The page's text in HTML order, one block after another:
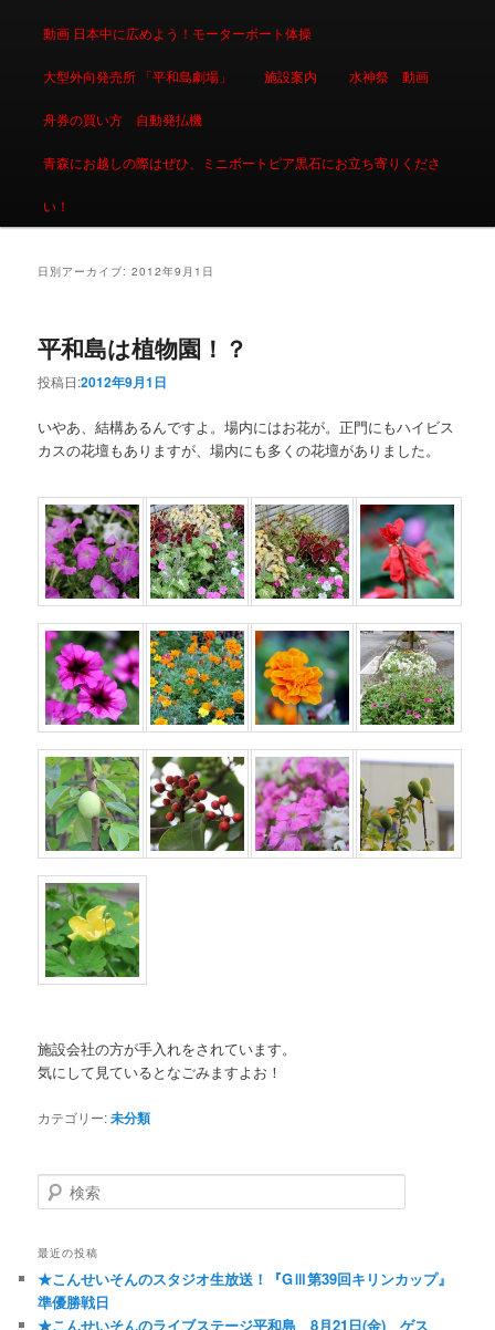
動画 日本中に広めよう！モーターボート体操
大型外向発売所 「平和島劇場」 施設案内 水神祭 動画
舟券の買い方 自動発払機
青森にお越しの際はぜひ、ミニボートピア黒石にお立ち寄りくださ
い！
日別アーカイブ:2012年9月1日
平和島は植物園！？
投稿日:2012年9月1日
いやあ、結構あるんですよ。場内にはお花が。正門にもハイビス
カスの花壇もありますが、場内にも多くの花壇がありました。
施設会社の方が手入れをされています。
気にして見ているとなごみますよお！
カテゴリー:未分類
検索
最近の投稿
★こんせいそんのスタジオ生放送！『GⅢ第39回キリンカップ』
準優勝戦日
★こんせいそんのライブステージ平和島 8月21日(金) ゲス